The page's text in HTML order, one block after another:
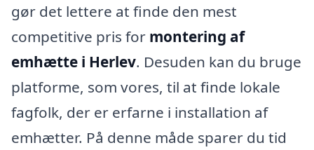
gør det lettere at finde den mest
competitive pris for montering af
emhætte i Herlev. Desuden kan du bruge
platforme, som vores, til at finde lokale
fagfolk, der er erfarne i installation af
emhætter. På denne måde sparer du tid